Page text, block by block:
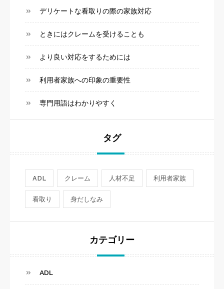
デリケートな看取りの際の家族対応
ときにはクレームを受けることも
より良い対応をするためには
利用者家族への印象の重要性
専門用語はわかりやすく
タグ
ADL クレーム 人材不足 利用者家族
看取り 身だしなみ
カテゴリー
ADL